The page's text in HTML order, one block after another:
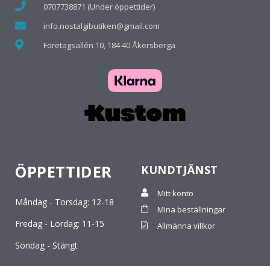
0707738871 (Under öppettider)
info.nostalgibutiken@gmail.com
Företagsallén 10, 184 40 Åkersberga
ÖPPETTIDER
Måndag - Torsdag: 12-18
Fredag - Lördag: 11-15
Söndag - Stängt
KUNDTJÄNST
Mitt konto
Mina beställningar
Allmänna villkor